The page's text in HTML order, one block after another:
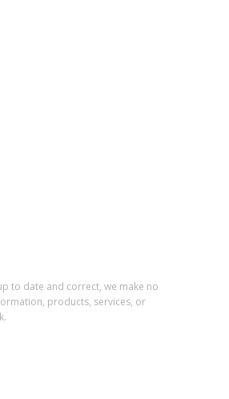
to date and correct, we make no
products, services, or